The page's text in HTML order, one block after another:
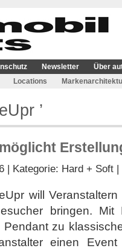
Newsletter
Über
Locations
’
| Kategorie: Hard + Soft |
will
bringen. Mit
zu
einen Event